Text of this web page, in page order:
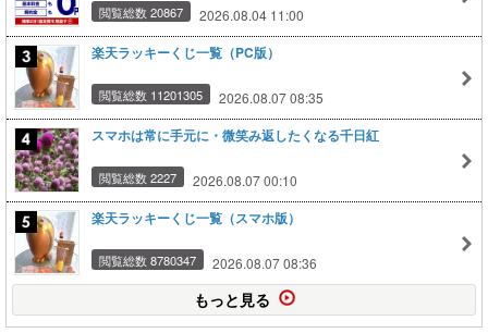
閲覧総数 20867 2026.08.04 11:00
楽天ラッキーくじ一覧（PC版）
閲覧総数 11201305 2026.08.07 08:35
スマホは常に手元に・微笑み返したくなる千日紅
閲覧総数 2227 2026.08.07 00:10
楽天ラッキーくじ一覧（スマホ版）
閲覧総数 8780347 2026.08.07 08:36
もっと見る